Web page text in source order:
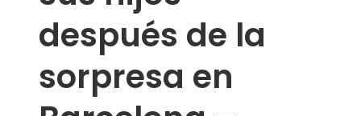
después de la
sorpresa en